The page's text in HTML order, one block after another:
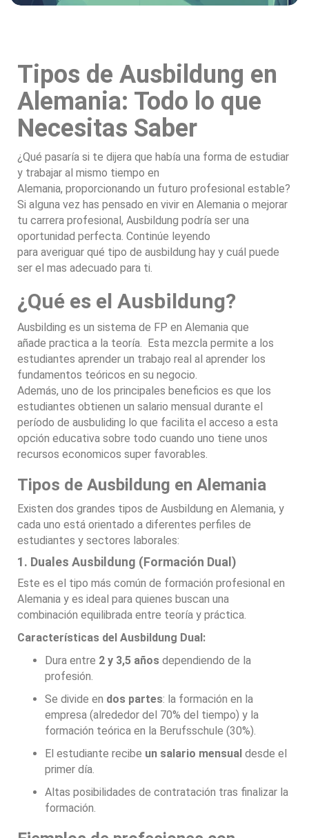
Tipos de Ausbildung en
Alemania: Todo lo que
Necesitas Saber
¿Qué pasaría si te dijera que había una forma de estudiar
y trabajar al mismo tiempo en
Alemania, proporcionando un futuro profesional estable?
Si alguna vez has pensado en vivir en Alemania o mejorar
tu carrera profesional, Ausbildung podría ser una
oportunidad perfecta. Continúe leyendo
para averiguar qué tipo de ausbildung hay y cuál puede
ser el mas adecuado para ti.
¿Qué es el Ausbildung?
Ausbilding es un sistema de FP en Alemania que
añade practica a la teoría. Esta mezcla permite a los
estudiantes aprender un trabajo real al aprender los
fundamentos teóricos en su negocio.
Además, uno de los principales beneficios es que los
estudiantes obtienen un salario mensual durante el
período de ausbuliding lo que facilita el acceso a esta
opción educativa sobre todo cuando uno tiene unos
recursos economicos super favorables.
Tipos de Ausbildung en Alemania
Existen dos grandes tipos de Ausbildung en Alemania, y
cada uno está orientado a diferentes perfiles de
estudiantes y sectores laborales:
1. Duales Ausbildung (Formación Dual)
Este es el tipo más común de formación profesional en
Alemania y es ideal para quienes buscan una
combinación equilibrada entre teoría y práctica.
Características del Ausbildung Dual:
Dura entre 2 y 3,5 años dependiendo de la
profesión.
Se divide en dos partes: la formación en la
empresa (alrededor del 70% del tiempo) y la
formación teórica en la Berufsschule (30%).
El estudiante recibe un salario mensual desde el
primer día.
Altas posibilidades de contratación tras finalizar la
formación.